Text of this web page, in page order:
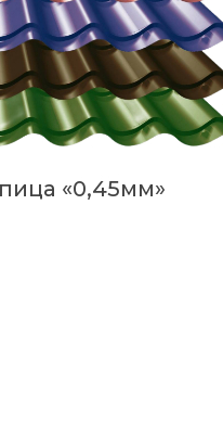
«0,45мм»